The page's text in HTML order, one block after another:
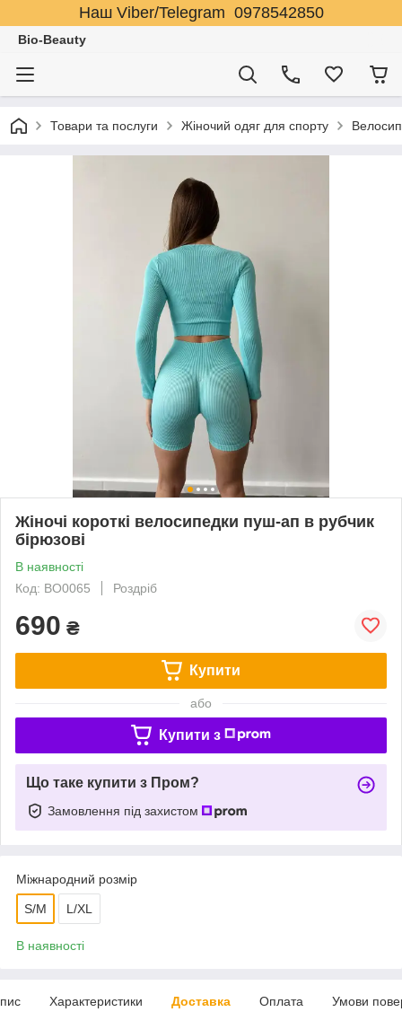
Наш Viber/Telegram 0978542850
Bio-Beauty
Товари та послуги Жіночий одяг для спорту
Жіночі короткі велосипедки пуш-ап в рубчик
бірюзові
В наявності
Код: BO0065
Роздріб
690 ₴
Купити
або
Купити з
Що таке купити з Пром?
Замовлення під захистом
Міжнародний розмір
S/M L/XL
В наявності
Характеристики Доставка Оплата Умови